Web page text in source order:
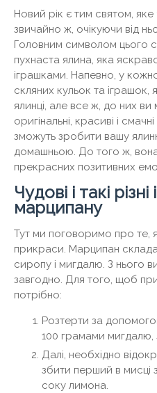
Новий рік є тим святом,
звичайно ж, очікуючи від
Головним символом цього
пухнаста ялина, яка
іграшками. Напевно, у
скляних кульок та іграшок,
ялинці, але все ж, до них
оригінальні, красиві і
зможуть зробити вашу
домашньою. До того ж,
прекрасних позитивних
Чудові і такі
марципану
Тут ми поговоримо про те,
прикраси. Марципан
сиропу і мигдалю. З нього
завгодно. Для того, щоб
потрібно:
Розтерти за
100 грамами
Далі, необхідно
збити перший в
соку лимона.